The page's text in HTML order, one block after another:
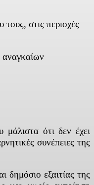
στις περιοχές
αναγκαίων
ότι δεν έχει
συνέπειες της
δημόσιο εξαιτίας της